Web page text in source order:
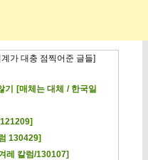
가 대충 점찍어준 글들]
기 [매체는 대체 / 한국일
130429]
레 칼럼/130107]